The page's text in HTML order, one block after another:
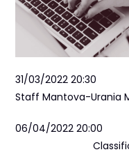
31/03/2022 20:30
Staff Mantova-Urania
06/04/2022 20:00
Classifica